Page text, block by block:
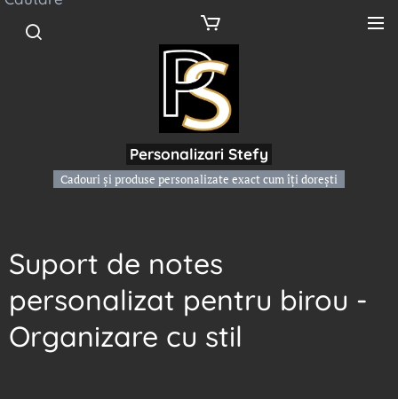
Personalizari Stefy
Cadouri și produse personalizate exact cum îți dorești
Suport de notes
personalizat pentru birou -
Organizare cu stil